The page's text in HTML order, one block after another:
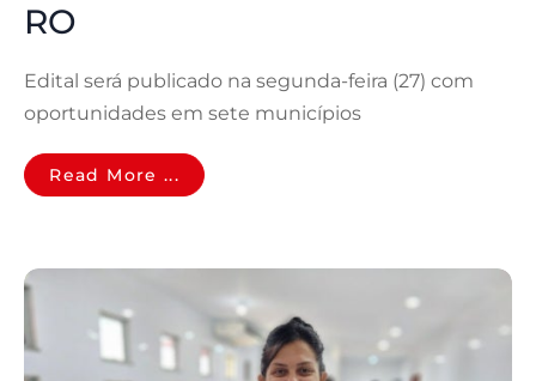
RO
Edital será publicado na segunda-feira (27) com
oportunidades em sete municípios
Read More ...